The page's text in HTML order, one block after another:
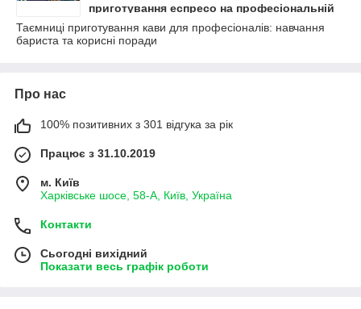
приготування еспресо на професіональній
кавомашині та налаштування кавомолки.
Таємниці приготування кави для професіоналів: навчання
бариста та корисні поради
Про нас
100% позитивних з 301 відгука за рік
Працює з 31.10.2019
м. Київ
Харківське шосе, 58-А, Київ, Україна
Контакти
Сьогодні вихідний
Показати весь графік роботи